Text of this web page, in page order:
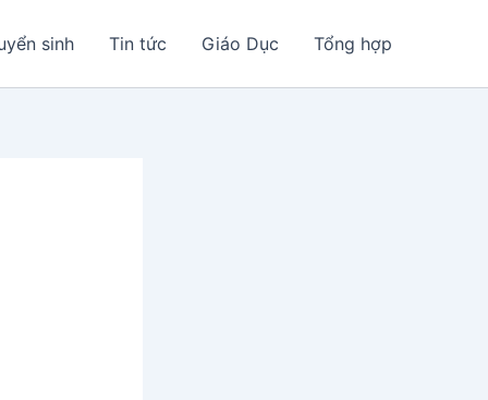
sinh Tin tức Giáo Dục Tổng hợp